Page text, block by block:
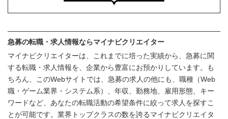
急募の転職・求人情報ならマイナビクリエイター
マイナビクリエイターは、これまでに培った実績から、急募に関
する転職・求人情報を、企業から豊富にお預かりしています。も
ちろん、このWebサイトでは、急募の求人の他にも、職種（Web
職・ゲーム業界・システム系）、年収、勤務地、雇用形態、キー
ワードなど、あなたの転職活動の希望条件に絞って求人を探すこ
とが可能です。業界トップクラスの数を誇るマイナビクリエイタ